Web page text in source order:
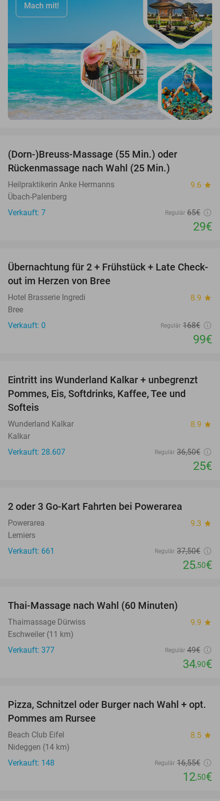
Mach mit!
(Dorn-)Breuss-Massage (55 Min.) oder
Rückenmassage nach Wahl (25 Min.)
Heilpraktikerin Anke Hermanns 9.6 star
Übach-Palenberg
Verkauft: 7
Regulär 65€
29€
41%
TODAY
Übernachtung für 2 + Frühstück + Late Check-
out im Herzen von Bree
Hotel Brasserie Ingredi 8.9 star
Bree
Verkauft: 0
Regulär 168€
99€
32%
Eintritt ins Wunderland Kalkar + unbegrenzt
Pommes, Eis, Softdrinks, Kaffee, Tee und
Softeis
Wunderland Kalkar 8.9 star
Kalkar
Verkauft: 28.607
Regulär 36,50€
25€
2 oder 3 Go-Kart Fahrten bei Powerarea
Powerarea 9.3 star
Lemiers
Verkauft: 661
Regulär 37,50€
25,50€
Thai-Massage nach Wahl (60 Minuten)
Thaimassage Dürwiss 9.9 star
Eschweiler (11 km)
Verkauft: 377
Regulär 49€
34,90€
24%
Pizza, Schnitzel oder Burger nach Wahl + opt.
Pommes am Rursee
Beach Club Eifel 8.5 star
Nideggen (14 km)
Verkauft: 148
Regulär 16,55€
12,50€